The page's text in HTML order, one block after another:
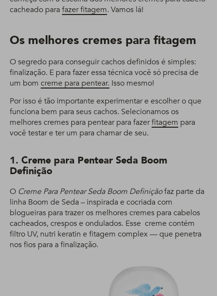
cacheado para fazer fitagem. Vamos lá!
Os melhores cremes para fitagem
O segredo para conseguir cachos definidos é simples:
finalização. E para fazer essa técnica você só precisa de
um bom creme para pentear. Isso mesmo!
Por isso é tão importante experimentar e escolher o que
funciona bem para seus cachos. Selecionamos os
melhores cremes para pentear para fazerfitagem para
você testar e ter um para chamar de seu.
1. Creme para Pentear Seda Boom
Definição
O Creme Para Pentear Seda Boom Definiçãofaz parte da
linha Boom de Seda – inspirada e cocriada com
blogueiras para trazer os melhores cremes para cabelos
cacheados, crespos e ondulados. Esse creme contém
filtro UV, nutri keratin e fitagem complex — que penetra
nos fios para a finalização.